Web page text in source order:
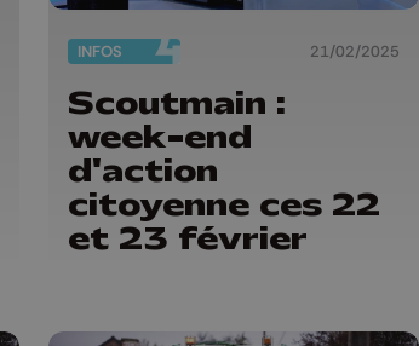
INFOS 21/02/2025
Scoutmain :
week-end
d'action
citoyenne ces 22
et 23 février